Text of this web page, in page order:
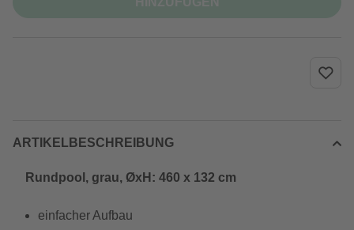
ARTIKELBESCHREIBUNG
Rundpool, grau, ØxH: 460 x 132 cm
einfacher Aufbau